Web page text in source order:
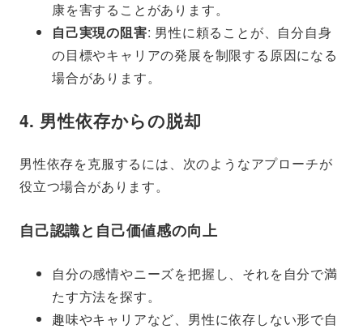
康を害することがあります。
自己実現の阻害: 男性に頼ることが、自分自身
の目標やキャリアの発展を制限する原因になる
場合があります。
4. 男性依存からの脱却
男性依存を克服するには、次のようなアプローチが
役立つ場合があります。
自己認識と自己価値感の向上
自分の感情やニーズを把握し、それを自分で満
たす方法を探す。
趣味やキャリアなど、男性に依存しない形で自